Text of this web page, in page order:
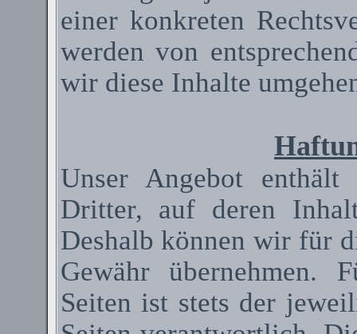
einer konkreten
werden von
wir diese Inhalte
Unser Angebot
Dritter, auf deren
Deshalb können wir für
Gewähr übernehmen.
Seiten ist stets der